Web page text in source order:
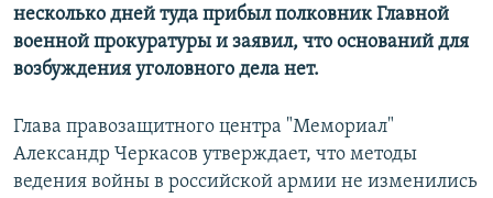
несколько дней туда прибыл полковник Главной
военной прокуратуры и заявил, что оснований для
возбуждения уголовного дела нет.
Глава правозащитного центра "Мемориал"
Александр Черкасов утверждает, что методы
ведения войны в российской армии не изменились